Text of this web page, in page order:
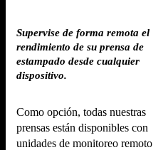
Supervise de forma remota el
rendimiento de su prensa de
estampado desde cualquier
dispositivo.
Como opción, todas nuestras
prensas están disponibles con
unidades de monitoreo remoto